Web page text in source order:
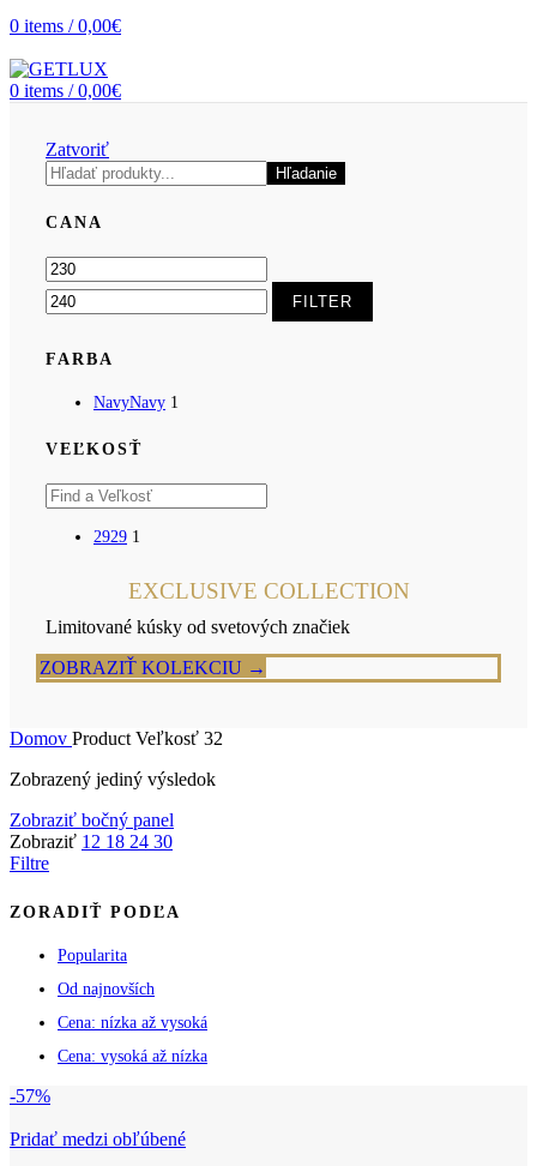
0 items / 0,00€
0 items / 0,00€
Zatvoriť
Hľadanie
CANA
FILTER
FARBA
NavyNavy 1
VEĽKOSŤ
2929 1
EXCLUSIVE COLLECTION
Limitované kúsky od svetových značiek
ZOBRAZIŤ KOLEKCIU →
Domov Product Veľkosť 32
Zobrazený jediný výsledok
Zobraziť bočný panel
Zobraziť 12 18 24 30
Filtre
ZORADIŤ PODĽA
Popularita
Od najnovších
Cena: nízka až vysoká
Cena: vysoká až nízka
-57%
Pridať medzi obľúbené